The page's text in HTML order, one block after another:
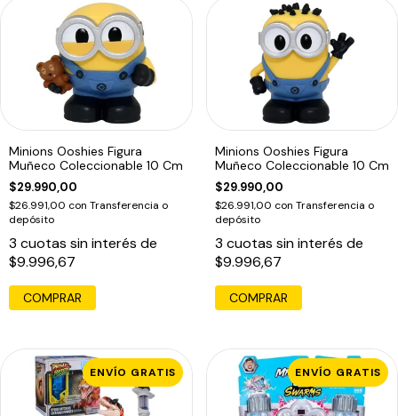
Minions Ooshies Figura
Muñeco Coleccionable 10 Cm
$29.990,00
$26.991,00 con Transferencia o
depósito
3 cuotas sin interés de
$9.996,67
Minions Ooshies Figura
Muñeco Coleccionable 10 Cm
$29.990,00
$26.991,00 con Transferencia o
depósito
3 cuotas sin interés de
$9.996,67
ENVÍO GRATIS ENVÍO GRATIS